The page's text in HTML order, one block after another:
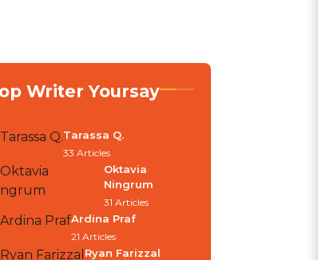
Writer Yoursay
Tarassa Q.
33 Articles
Oktavia
Ningrum
31 Articles
Ardina Praf
21 Articles
Ryan Farizzal